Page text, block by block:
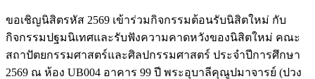
ขอเชิญนิสิตรหัส 2569 เข้าร่วมกิจกรรมต้อนรับนิสิตใหม่ กับ
กิจกรรมปฐมนิเทศและรับฟังความคาดหวังของนิสิตใหม่ คณะ
สถาปัตยกรรมศาสตร์และศิลปกรรมศาสตร์ ประจำปีการศึกษา
2569 ณ ห้อง UB004 อาคาร 99 ปี พระอุบาลีคุณูปมาจารย์ (ปวง